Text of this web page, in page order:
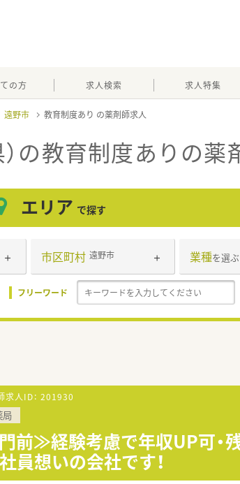
の方 求人検索 求人特集
遠野市 教育制度あり
の教育制度あり の薬
エリア で探す
市区町村 遠野市 業種を選ぶ
フリーワード
求人ID： 201930
局
前≫経験考慮で年収UP可・
員想いの会社です！